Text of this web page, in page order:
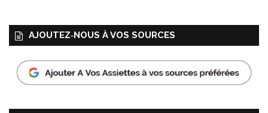
AJOUTEZ‑NOUS À VOS SOURCES